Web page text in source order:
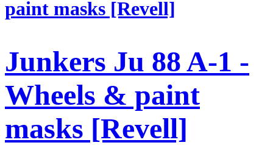
Junkers Ju 88 A-1 -
Wheels & paint
masks [Revell]